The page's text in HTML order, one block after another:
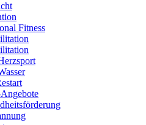
Fitness